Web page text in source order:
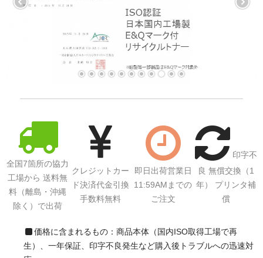
全国7箇所の協力
工場から 送料無
料（離島・沖縄
除く）で出荷
クレジットカー
ド決済代金引換
手数料無料
即日出荷営業日
11:59AMまでの
ご注文
印字不
良 無償交換（1
年） プリンタ補
償
価格に含まれるもの：商品本体（国内ISO取得工場で再
生）、一年保証、印字不良発生など購入後トラブルへの迅速対